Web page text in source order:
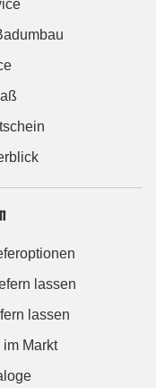
lassen
lassen
Markt